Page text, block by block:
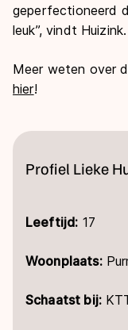
geperfectioneerd
leuk”, vindt Huizink.
Meer weten over
hier!
Profiel Lieke
Leeftijd: 17
Woonplaats:
Schaatst bij: